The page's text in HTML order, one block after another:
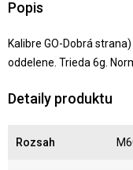
Popis
Kalibre GO-Dobrá
oddelene. Trieda 6g.
Detaily produktu
Rozsah